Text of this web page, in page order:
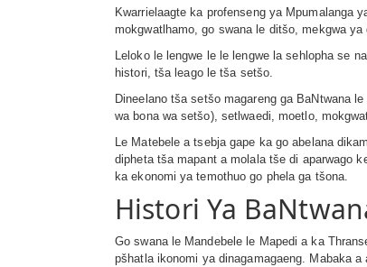
Kwarrielaagte ka profenseng ya Mpumalanga
mokgwatlhamo, go swana le ditšo, mekgwa
Leloko le lengwe le le lengwe la sehlopha se
histori, tša leago le tša setšo.
Dineelano tša setšo magareng ga BaNtwana
wa bona wa setšo), setlwaedi, moetlo,
Le Matebele a tsebja gape ka go abelana
dipheta tša mapant a molala tše di aparwago
ka ekonomi ya temothuo go phela ga tšona.
Histori Ya
Go swana le Mandebele le Mapedi a ka
pšhatla ikonomi ya dinagamagaeng. Mabaka